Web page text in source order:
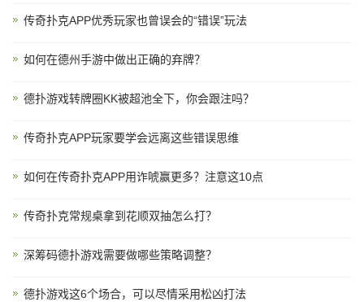
传奇扑克APP优秀玩家也曾误会的“错误”玩法
如何在德州手游中做出正确的弃牌？
德扑游戏转牌圈KK被超池全下，你会跟注吗？
传奇扑克APP玩家要学会远离这些错误思维
如何在传奇扑克APP用诈唬赢更多？注意这10点
传奇扑克常规桌拿到花顺双抽怎么打？
深筹码德扑游戏需要做哪些策略调整？
德扑游戏这6个场合，可以尽情采用松凶打法